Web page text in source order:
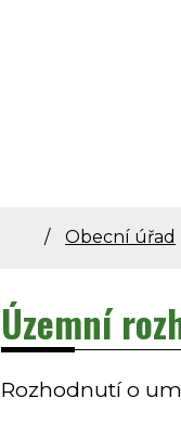
Obecní úřad
Územní
Rozhodnutí o